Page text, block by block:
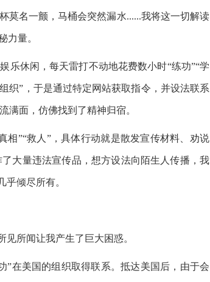
莫名一颤，马桶会突然漏水......我将这一切解读
力量。
乐休闲，每天雷打不动地花费数小时“练功”“学
织”，于是通过特定网站获取指令，并设法联系
满面，仿佛找到了精神归宿。
相”“救人”，具体行动就是散发宣传材料、劝说
大量违法宣传品，想方设法向陌生人传播，我
乎倾尽所有。
见所闻让我产生了巨大困惑。
”在美国的组织取得联系。抵达美国后，由于会